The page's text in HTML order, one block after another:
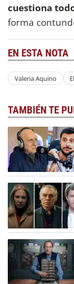
cuestiona
forma
EN ESTA NOTA
Valeria Aquino
TAMBIÉN TE